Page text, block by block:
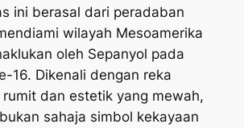
ini berasal dari peradaban
wilayah Mesoamerika
oleh Sepanyol pada
16. Dikenali dengan reka
dan estetik yang mewah,
sahaja simbol kekayaan